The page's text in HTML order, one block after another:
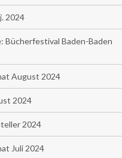
2024
Bücherfestival Baden-Baden
August 2024
2024
2024
Juli 2024